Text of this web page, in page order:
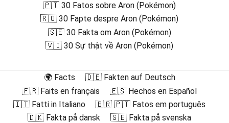
🇵🇹 30 Fatos sobre Aron (Pokémon)
🇷🇴 30 Fapte despre Aron (Pokémon)
🇸🇪 30 Fakta om Aron (Pokémon)
🇻🇮 30 Sự thật về Aron (Pokémon)
🌍 Facts
🇩🇪 Fakten auf Deutsch
🇫🇷 Faits en français
🇪🇸 Hechos en Español
🇮🇹 Fatti in Italiano
🇧🇷 🇵🇹 Fatos em português
🇩🇰 Fakta på dansk
🇸🇪 Fakta på svenska